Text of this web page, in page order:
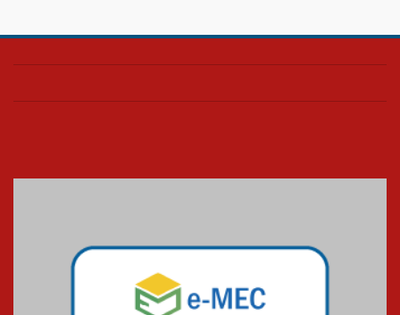
Confira como foi o culto mensal
Mackenzie mobiliza campanha
solidária para apoiar famílias em
Minas Gerais